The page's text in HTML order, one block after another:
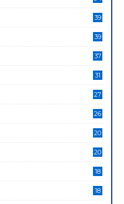
39
39
37
31
27
26
20
20
18
18